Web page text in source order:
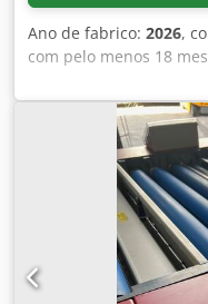
Ano de fabrico: 2026,
com pelo menos 18
600BD Filme 355 mm x
Comprimento: 60 m
Dkedpfx Asb Rlbbsflsr
setters - por exemplo,
laser de luz vermelha